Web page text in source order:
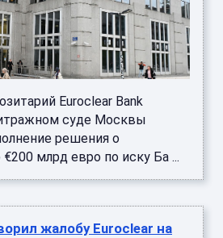
Euroclear Bank
суде Москвы
решения о
млрд евро по иску Ба ...
жалобу Euroclear на